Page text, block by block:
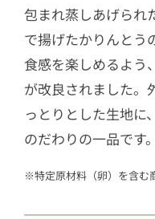
包まれ蒸しあげられ
で揚げたかりんとう
食感を楽しめるよう
が改良されました。
っとりとした生地に
のだわりの一品です。
※特定原材料（卵）を含む